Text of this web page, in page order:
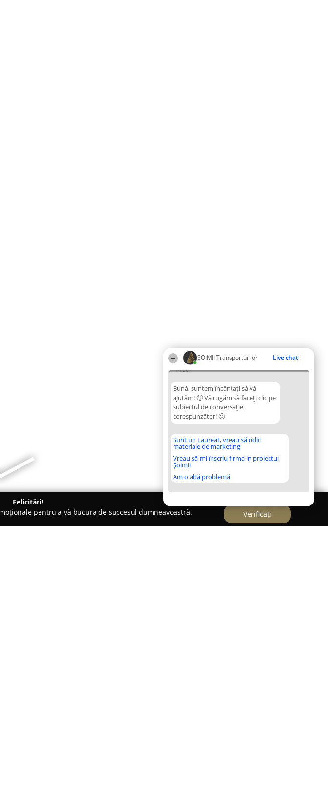
ȘOIMII Transporturilor Live chat
14:56
Bună, suntem încântați să vă
ajutăm! 🙂 Vă rugăm să faceți clic pe
subiectul de conversație
corespunzător! 🙂
Sunt un Laureat, vreau să ridic
materiale de marketing
Vreau să-mi înscriu firma in proiectul
Șoimii
Am o altă problemă
Felicitări!
pentru a vă bucura de succesul dumneavoastră.
Verificați